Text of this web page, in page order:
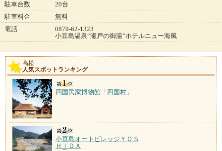
駐車台数
20台
駐車料金
無料
電話
0879-62-1323
小豆島温泉“瀬戸の御湯”ホテルニュー海風
高松
人気スポットランキング
四国民家博物館「四国村」
小豆島オートビレッジＹＯＳ
ＨＩＤＡ